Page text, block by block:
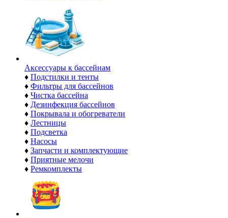
Аксессуары к бассейнам
♦ Подстилки и тенты
♦ Фильтры для бассейнов
♦ Чистка бассейна
♦ Дезинфекция бассейнов
♦ Покрывала и обогреватели
♦ Лестницы
♦ Подсветка
♦ Насосы
♦ Запчасти и комплектующие
♦ Приятные мелочи
♦ Ремкомплекты